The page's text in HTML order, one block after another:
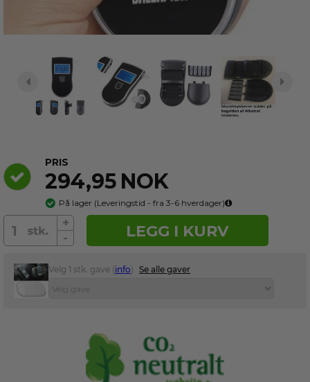
PRIS
294,95 NOK
På lager (Leveringstid - fra 3-6 hverdager)
+
-
LEGG I KURV
Velg 1 stk. gave ( info ) Se alle gaver